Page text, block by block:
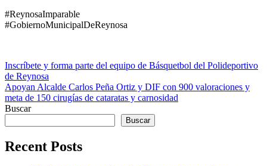
#ReynosaImparable
#GobiernoMunicipalDeReynosa
Navegación
de
entradas
Inscríbete y forma parte del equipo de Básquetbol del Polideportivo
de Reynosa
Apoyan Alcalde Carlos Peña Ortiz y DIF con 900 valoraciones y
meta de 150 cirugías de cataratas y carnosidad
Buscar
Buscar
Recent Posts